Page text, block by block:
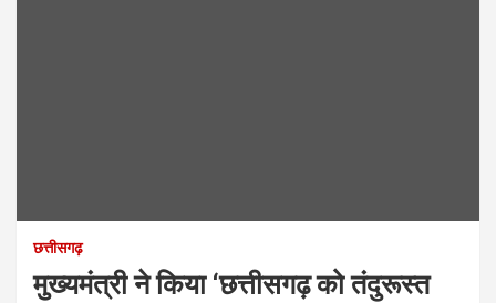
छत्तीसगढ़
मुख्यमंत्री ने किया ‘छत्तीसगढ़ को तंदुरूस्त